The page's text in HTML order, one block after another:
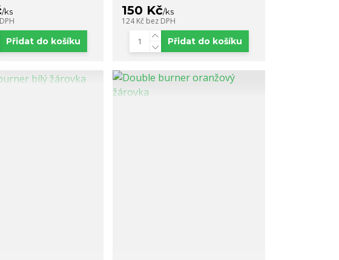
/ks
Přidat do košíku
150 Kč/ks
124 Kč bez DPH
Přidat do košíku